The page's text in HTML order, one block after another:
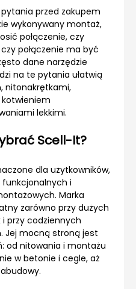
przed zakupem
wykonywany montaż,
połączenie, czy
połączenie ma być
dane narzędzie
na te pytania ułatwią
nitonakrętkami,
lekkimi.
Scell-It?
dla użytkowników,
i
Marka
zarówno przy dużych
przy codziennych
Jej mocną stroną jest
od nitowania i montażu
w betonie i cegle, aż